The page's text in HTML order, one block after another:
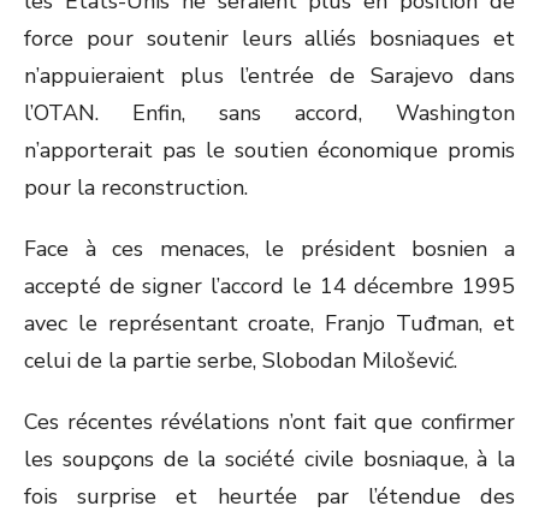
force pour soutenir leurs alliés bosniaques et
n’appuieraient plus l’entrée de Sarajevo dans
l’OTAN. Enfin, sans accord, Washington
n’apporterait pas le soutien économique promis
pour la reconstruction.
Face à ces menaces, le président bosnien a
accepté de signer l’accord le 14 décembre 1995
avec le représentant croate, Franjo Tuđman, et
celui de la partie serbe, Slobodan Milošević.
Ces récentes révélations n’ont fait que confirmer
les soupçons de la société civile bosniaque, à la
fois surprise et heurtée par l’étendue des